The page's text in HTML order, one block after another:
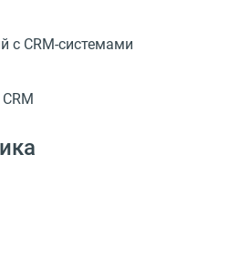
с CRM-системами